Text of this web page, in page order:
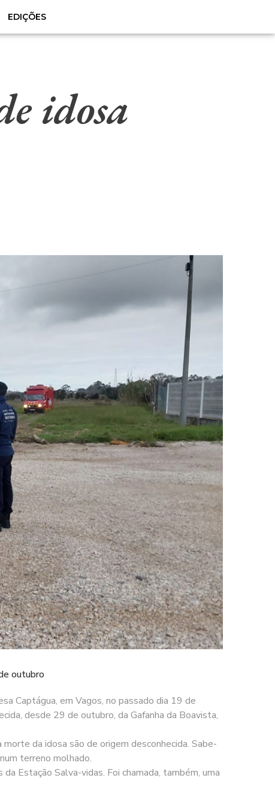
EDIÇÕES
idosa
outubro
Captágua, em Vagos, no passado dia 19 de
desde 29 de outubro, da Gafanha da Boavista,
da idosa são de origem desconhecida. Sabe-
terreno molhado.
Estação Salva-vidas. Foi chamada, também, uma